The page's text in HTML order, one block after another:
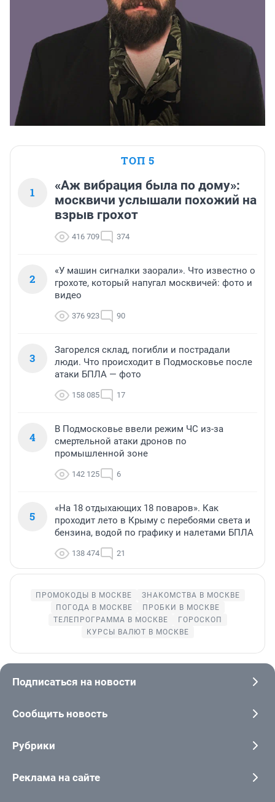
ТОП 5
1
«Аж вибрация была по дому»:
москвичи услышали похожий на
взрыв грохот
416 709 374
2
«У машин сигналки заорали». Что известно о
грохоте, который напугал москвичей: фото и
видео
376 923 90
3
Загорелся склад, погибли и пострадали
люди. Что происходит в Подмосковье после
атаки БПЛА — фото
158 085 17
4
В Подмосковье ввели режим ЧС из-за
смертельной атаки дронов по
промышленной зоне
142 125 6
5
«На 18 отдыхающих 18 поваров». Как
проходит лето в Крыму с перебоями света и
бензина, водой по графику и налетами БПЛА
138 474 21
ПРОМОКОДЫ В МОСКВЕ
ЗНАКОМСТВА В МОСКВЕ
ПОГОДА В МОСКВЕ
ПРОБКИ В МОСКВЕ
ТЕЛЕПРОГРАММА В МОСКВЕ
ГОРОСКОП
КУРСЫ ВАЛЮТ В МОСКВЕ
Подписаться на новости
Сообщить новость
Рубрики
Реклама на сайте